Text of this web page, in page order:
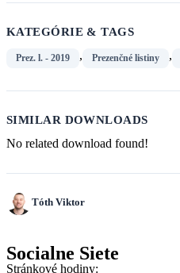
KATEGÓRIE & TAGS
Prez. l. - 2019 , Prezenčné listiny ,
SIMILAR DOWNLOADS
No related download found!
Tóth Viktor
Socialne Siete
Stránkové hodiny: